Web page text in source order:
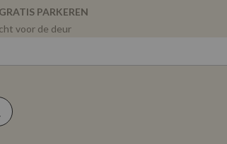
GRATIS PARKEREN
voor de deur